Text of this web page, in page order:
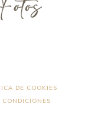
DE COOKIES